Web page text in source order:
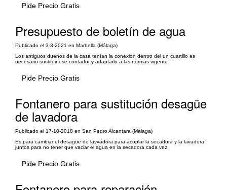
Pide Precio Gratis
Presupuesto de boletín de agua
Publicado el 3-3-2021 en Marbella (Málaga)
Los antiguos dueños de la casa tenían la conexión dentro del un cuartillo es
necesario sustituir ese contador y adaptarlo a las normas vigente
Pide Precio Gratis
Fontanero para sustitución desagüe
de lavadora
Publicado el 17-10-2018 en San Pedro Alcantara (Málaga)
Es para cambiar el desagüe de lavvadora para acoplar la secadora y la lavadora
juntos para no tener que vaciar el agua en la secadora cada vez.
Pide Precio Gratis